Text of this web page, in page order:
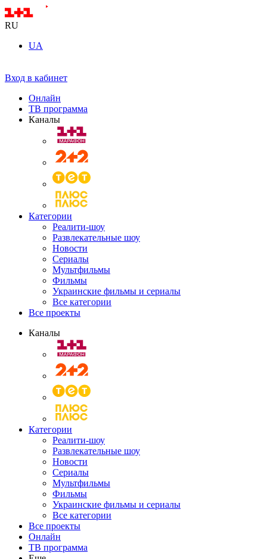
RU
UA
Вход в кабинет
Онлайн
ТВ программа
Каналы
Категории
Реалити-шоу
Развлекательные шоу
Новости
Сериалы
Мультфильмы
Фильмы
Украинские фильмы и сериалы
Все категории
Все проекты
Каналы
Категории
Реалити-шоу
Развлекательные шоу
Новости
Сериалы
Мультфильмы
Фильмы
Украинские фильмы и сериалы
Все категории
Все проекты
Онлайн
ТВ программа